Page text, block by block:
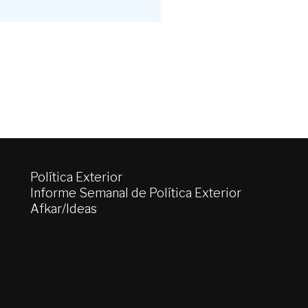
Política Exterior
Informe Semanal de Política Exterior
Afkar/Ideas